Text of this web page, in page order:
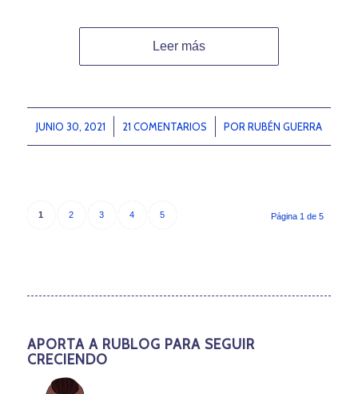
Leer más
JUNIO 30, 2021
/ 21 COMENTARIOS
/ POR RUBÉN GUERRA
Página 1 de 5
1 2 3 4 5
APORTA A RUBLOG PARA SEGUIR
CRECIENDO